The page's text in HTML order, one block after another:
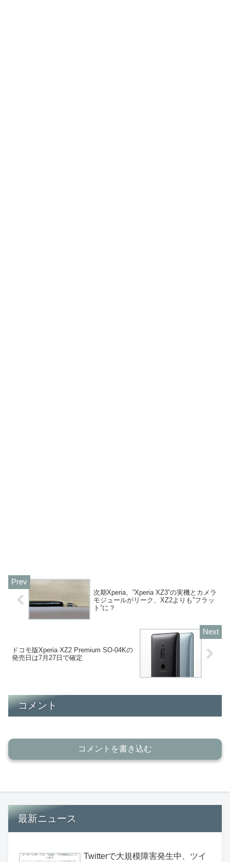
次期Xperia、”Xperia XZ3”の実機とカメラ
モジュールがリーク、XZ2よりも”フラッ
ト”に？
ドコモ版Xperia XZ2 Premium SO-04Kの
発売日は7月27日で確定
コメント
コメントを書き込む
最新ニュース
Twitterで大規模障害発生中、ツイ